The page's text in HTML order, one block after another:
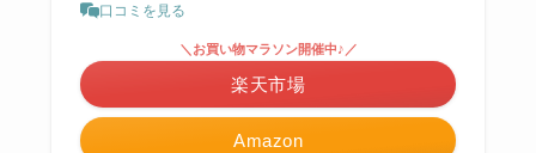
口コミを見る
Amazon
＼お買い物マラソン開催中♪／
楽天市場